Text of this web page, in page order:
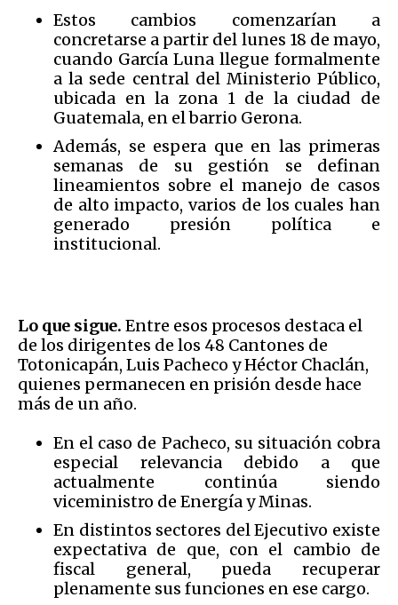
Estos cambios comenzarían a
concretarse a partir del lunes 18 de mayo,
cuando García Luna llegue formalmente
a la sede central del Ministerio Público,
ubicada en la zona 1 de la ciudad de
Guatemala, en el barrio Gerona.
Además, se espera que en las primeras
semanas de su gestión se definan
lineamientos sobre el manejo de casos
de alto impacto, varios de los cuales han
generado presión política e
institucional.
Lo que sigue. Entre esos procesos destaca el
de los dirigentes de los 48 Cantones de
Totonicapán, Luis Pacheco y Héctor Chaclán,
quienes permanecen en prisión desde hace
más de un año.
En el caso de Pacheco, su situación cobra
especial relevancia debido a que
actualmente continúa siendo
viceministro de Energía y Minas.
En distintos sectores del Ejecutivo existe
expectativa de que, con el cambio de
fiscal general, pueda recuperar
plenamente sus funciones en ese cargo.